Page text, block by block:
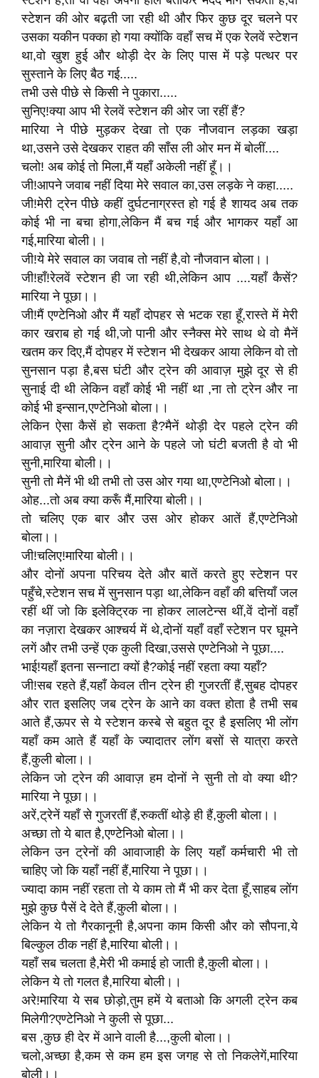
स्टेशन की ओर बढ़ती जा रही थी और फिर कुछ दूर चलने पर
उसका यकीन पक्का हो गया क्योंकि वहाँ सच में एक रेलवें स्टेशन
था,वो खुश हुई और थोड़ी देर के लिए पास में पड़े पत्थर पर
सुस्ताने के लिए बैठ गई.....
तभी उसे पीछे से किसी ने पुकारा.....
सुनिए!क्या आप भी रेलवें स्टेशन की ओर जा रहीं हैं?
मारिया ने पीछे मुड़कर देखा तो एक नौजवान लड़का खड़ा
था,उसने उसे देखकर राहत की साँस ली ओर मन में बोलीं....
चलो! अब कोई तो मिला,मैं यहाँ अकेली नहीं हूँ।।
जी!आपने जवाब नहीं दिया मेरे सवाल का,उस लड़के ने कहा.....
जी!मेरी ट्रेन पीछे कहीं दुर्घटनाग्रस्त हो गई है शायद अब तक
कोई भी ना बचा होगा,लेकिन मैं बच गई और भागकर यहाँ आ
गई,मारिया बोली।।
जी!ये मेरे सवाल का जवाब तो नहीं है,वो नौजवान बोला।।
जी!हाँ!रेलवें स्टेशन ही जा रही थी,लेकिन आप ....यहाँ कैसें?
मारिया ने पूछा।।
जी!मैं एण्टेनिओ और मैं यहाँ दोपहर से भटक रहा हूँ,रास्ते में मेरी
कार खराब हो गई थी,जो पानी और स्नैक्स मेरे साथ थे वो मैनें
खतम कर दिए,मैं दोपहर में स्टेशन भी देखकर आया लेकिन वो तो
सुनसान पड़ा है,बस घंटी और ट्रेन की आवाज़ मुझे दूर से ही
सुनाई दी थी लेकिन वहाँ कोई भी नहीं था ,ना तो ट्रेन और ना
कोई भी इन्सान,एण्टेनिओ बोला।।
लेकिन ऐसा कैसें हो सकता है?मैनें थोड़ी देर पहले ट्रेन की
आवाज़ सुनी और ट्रेन आने के पहले जो घंटी बजती है वो भी
सुनी,मारिया बोली।।
सुनी तो मैनें भी थी तभी तो उस ओर गया था,एण्टेनिओ बोला।।
ओह...तो अब क्या करूँ मैं,मारिया बोली।।
तो चलिए एक बार और उस ओर होकर आतें हैं,एण्टेनिओ
बोला।।
जी!चलिए!मारिया बोली।।
और दोनों अपना परिचय देते और बातें करते हुए स्टेशन पर
पहुँचे,स्टेशन सच में सुनसान पड़ा था,लेकिन वहाँ की बत्तियाँ जल
रहीं थीं जो कि इलेक्ट्रिक ना होकर लालटेन्स थीं,वें दोनों वहाँ
का नज़ारा देखकर आश्चर्य में थे,दोनों यहाँ वहाँ स्टेशन पर घूमने
लगें और तभी उन्हें एक कुली दिखा,उससे एण्टेनिओ ने पूछा....
भाई!यहाँ इतना सन्नाटा क्यों है?कोई नहीं रहता क्या यहाँ?
जी!सब रहते हैं,यहाँ केवल तीन ट्रेन ही गुजरतीं हैं,सुबह दोपहर
और रात इसलिए जब ट्रेन के आने का वक्त होता है तभी सब
आते हैं,ऊपर से ये स्टेशन कस्बे से बहुत दूर है इसलिए भी लोंग
यहाँ कम आते हैं यहाँ के ज्यादातर लोंग बसों से यात्रा करते
हैं,कुली बोला।।
लेकिन जो ट्रेन की आवाज़ हम दोनों ने सुनी तो वो क्या थी?
मारिया ने पूछा।।
अरें,ट्रेनें यहाँ से गुजरतीं हैं,रुकतीं थोड़े ही हैं,कुली बोला।।
अच्छा तो ये बात है,एण्टेनिओ बोला।।
लेकिन उन ट्रेनों की आवाजाही के लिए यहाँ कर्मचारी भी तो
चाहिए जो कि यहाँ नहीं हैं,मारिया ने पूछा।।
ज्यादा काम नहीं रहता तो ये काम तो मैं भी कर देता हूँ,साहब लोंग
मुझे कुछ पैसें दे देते हैं,कुली बोला।।
लेकिन ये तो गैरकानूनी है,अपना काम किसी और को सौपना,ये
बिल्कुल ठीक नहीं है,मारिया बोली।।
यहाँ सब चलता है,मेरी भी कमाई हो जाती है,कुली बोला।।
लेकिन ये तो गलत है,मारिया बोली।।
अरे!मारिया ये सब छोड़ो,तुम हमें ये बताओ कि अगली ट्रेन कब
मिलेगी?एण्टेनिओ ने कुली से पूछा...
बस ,कुछ ही देर में आने वाली है...,कुली बोला।।
चलो,अच्छा है,कम से कम हम इस जगह से तो निकलेगें,मारिया
बोली।।